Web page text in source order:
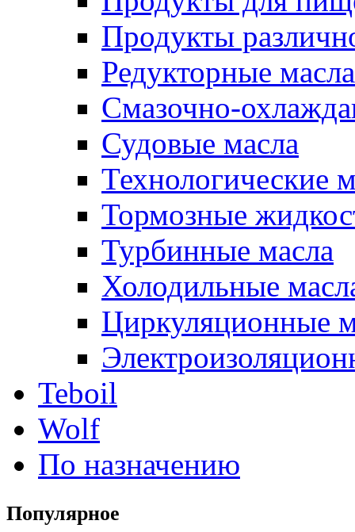
Продукты
Редукторные масла
Смазочно-
Судовые масла
Технологические
Тормозные
Турбинные масла
Холодильные
Циркуляционные
Teboil
Wolf
По назначению
Популярное